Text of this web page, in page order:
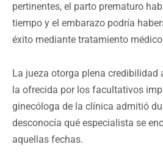
pertinentes, el parto prematuro
tiempo y el embarazo podría
éxito mediante tratamiento
La jueza otorga plena credibilidad
la ofrecida por los facultativos
ginecóloga de la clínica admitió
desconocía qué especialista se
aquellas fechas.